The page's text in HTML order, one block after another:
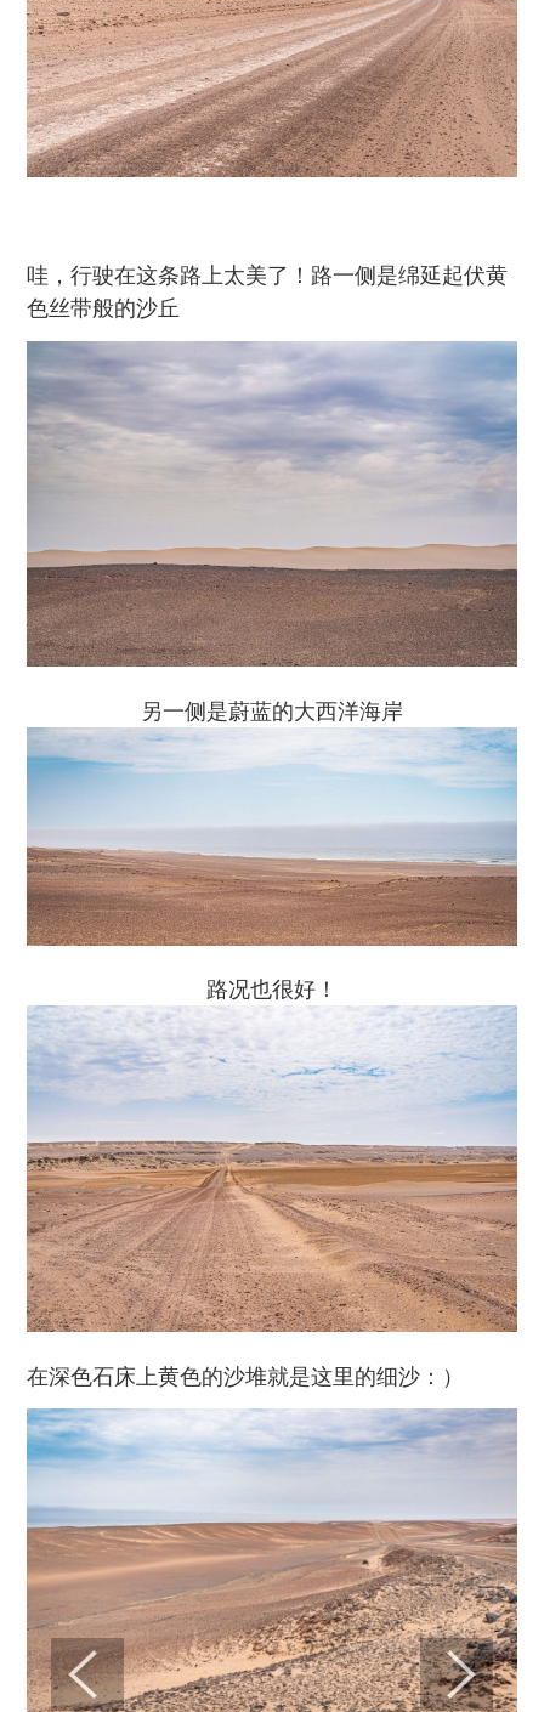
哇，行驶在这条路上太美了！路一侧是绵延起伏黄
色丝带般的沙丘
另一侧是蔚蓝的大西洋海岸
路况也很好！
在深色石床上黄色的沙堆就是这里的细沙：）